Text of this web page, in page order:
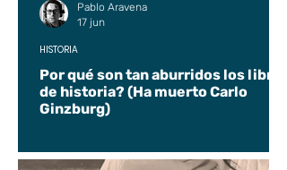
Por qué son tan aburridos los libros
de historia? (Ha muerto Carlo
Ginzburg)
HISTORIA
Pablo Aravena
17 jun